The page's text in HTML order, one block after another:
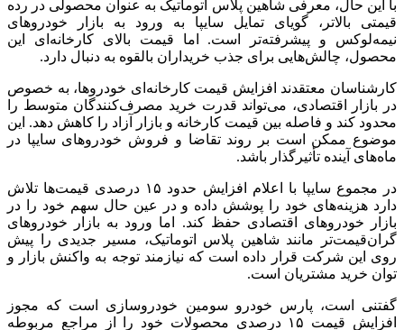
با این حال، معرفی شاهین پلاس اتوماتیک به عنوان محصولی در رده
قیمتی بالاتر، گویای تمایل سایپا به ورود به بازار خودروهای
نیمه‌لوکس و پیشرفته‌تر است. اما قیمت بالای کارخانه‌ای این
محصول، چالش‌هایی برای جذب خریداران بالقوه به دنبال دارد.
کارشناسان معتقدند افزایش قیمت کارخانه‌ای خودروها، به خصوص
در بازار اقتصادی، می‌تواند قدرت خرید مصرف‌کنندگان متوسط را
محدود کند و فاصله بین قیمت کارخانه و بازار آزاد را کاهش دهد. این
موضوع ممکن است بر روند تقاضا و فروش خودروهای سایپا در
ماه‌های آینده تأثیرگذار باشد.
در مجموع سایپا با اعلام افزایش حدود ۱۵ درصدی قیمت‌ها تلاش
دارد هزینه‌های خود را پوشش داده و در عین حال سهم خود را در
بازار خودروهای اقتصادی حفظ کند. اما ورود به بازار خودروهای
گران‌قیمت‌تر مانند شاهین پلاس اتوماتیک، مسیر جدیدی را پیش
روی این شرکت قرار داده است که نیازمند توجه به واکنش بازار و
توان خرید مشتریان است.
گفتنی است، پارس خودرو سومین خودروسازی است که مجوز
افزایش قیمت ۱۵ درصدی محصولات خود را از مراجع مربوطه